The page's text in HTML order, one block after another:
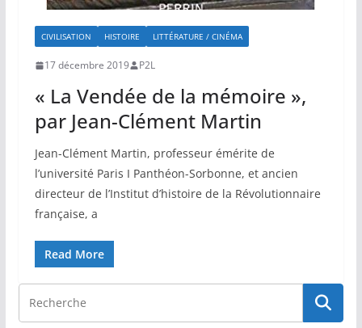
CIVILISATION HISTOIRE LITTÉRATURE / CINÉMA
17 décembre 2019 P2L
« La Vendée de la mémoire »,
par Jean-Clément Martin
Jean-Clément Martin, professeur émérite de
l’université Paris I Panthéon-Sorbonne, et ancien
directeur de l’Institut d’histoire de la Révolutionnaire
française, a
Read More